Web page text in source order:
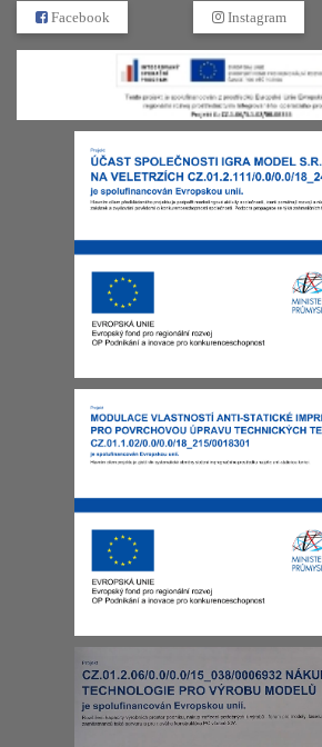
Facebook Instagram